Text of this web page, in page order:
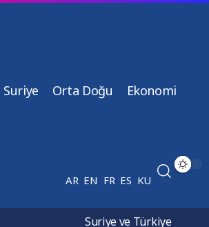
Suriye Orta Doğu Ekonomi
AR EN FR ES KU
Suriye ve Türkiye